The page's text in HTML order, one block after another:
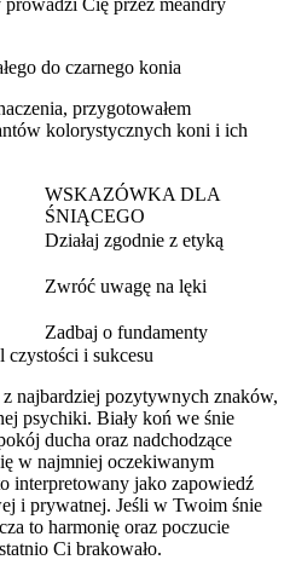
do czarnego konia
przygotowałem
kolorystycznych koni i ich
WSKAZÓWKA DLA
ŚNIĄCEGO
Działaj zgodnie z etyką
Zwróć uwagę na lęki
Zadbaj o fundamenty
czystości i sukcesu
najbardziej pozytywnych znaków,
psychiki. Biały koń we śnie
ducha oraz nadchodzące
w najmniej oczekiwanym
interpretowany jako zapowiedź
i prywatnej. Jeśli w Twoim śnie
to harmonię oraz poczucie
Ci brakowało.